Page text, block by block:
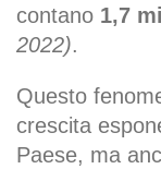
contano 1,7
2022).
Questo
crescita
Paese, ma